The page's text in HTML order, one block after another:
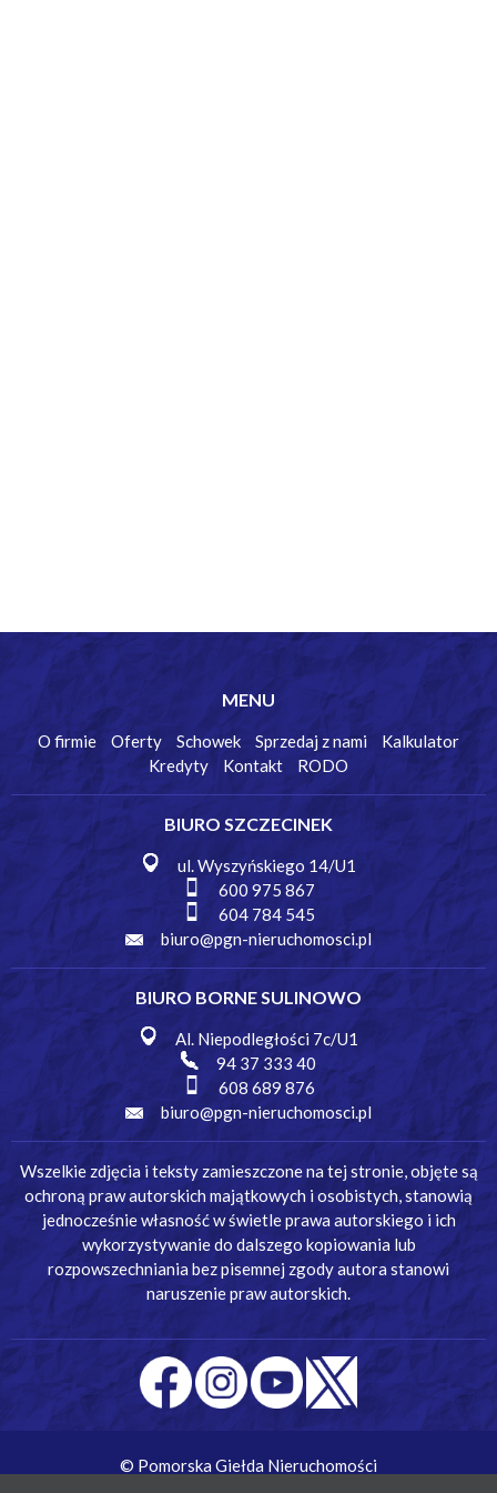
MENU
O firmie Oferty Schowek Sprzedaj z nami
Kalkulator
Kredyty
Kontakt RODO
BIURO SZCZECINEK
ul. Wyszyńskiego 14/U1
600 975 867
604 784 545
biuro@pgn-nieruchomosci.pl
BIURO BORNE SULINOWO
Al. Niepodległości 7c/U1
94 37 333 40
608 689 876
biuro@pgn-nieruchomosci.pl
Wszelkie zdjęcia i teksty zamieszczone na tej stronie, objęte są
ochroną praw autorskich majątkowych i osobistych, stanowią
jednocześnie własność w świetle prawa autorskiego i ich
wykorzystywanie do dalszego kopiowania lub
rozpowszechniania bez pisemnej zgody autora stanowi
naruszenie praw autorskich.
© Pomorska Giełda Nieruchomości